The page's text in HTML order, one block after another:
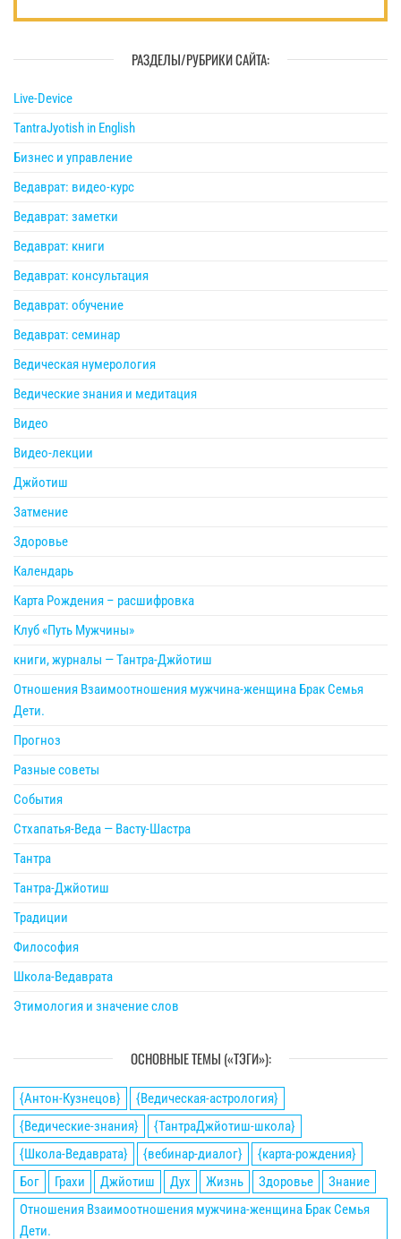
РАЗДЕЛЫ/РУБРИКИ САЙТА:
Live-Device
TantraJyotish in English
Бизнес и управление
Ведаврат: видео-курс
Ведаврат: заметки
Ведаврат: книги
Ведаврат: консультация
Ведаврат: обучение
Ведаврат: семинар
Ведическая нумерология
Ведические знания и медитация
Видео
Видео-лекции
Джйотиш
Затмение
Здоровье
Календарь
Карта Рождения – расшифровка
Клуб «Путь Мужчины»
книги, журналы — Тантра-Джйотиш
Отношения Взаимоотношения мужчина-женщина Брак Семья
Дети.
Прогноз
Разные советы
События
Стхапатья-Веда — Васту-Шастра
Тантра
Тантра-Джйотиш
Традиции
Философия
Школа-Ведаврата
Этимология и значение слов
ОСНОВНЫЕ ТЕМЫ («ТЭГИ»):
{Антон-Кузнецов}
{Ведическая-астрология}
{Ведические-знания}
{ТантраДжйотиш-школа}
{Школа-Ведаврата}
{вебинар-диалог}
{карта-рождения}
Бог
Грахи Джйотиш Дух Жизнь Здоровье
Знание
Отношения Взаимоотношения мужчина-женщина Брак Семья
Дети.